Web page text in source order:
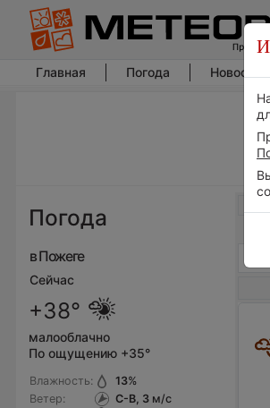
Главная Погода Новости
Погода
в Пожеге
Сейчас
+38°
малооблачно
По ощущению +35°
Влажность:
Ветер:
13%
С-В, 3м/с